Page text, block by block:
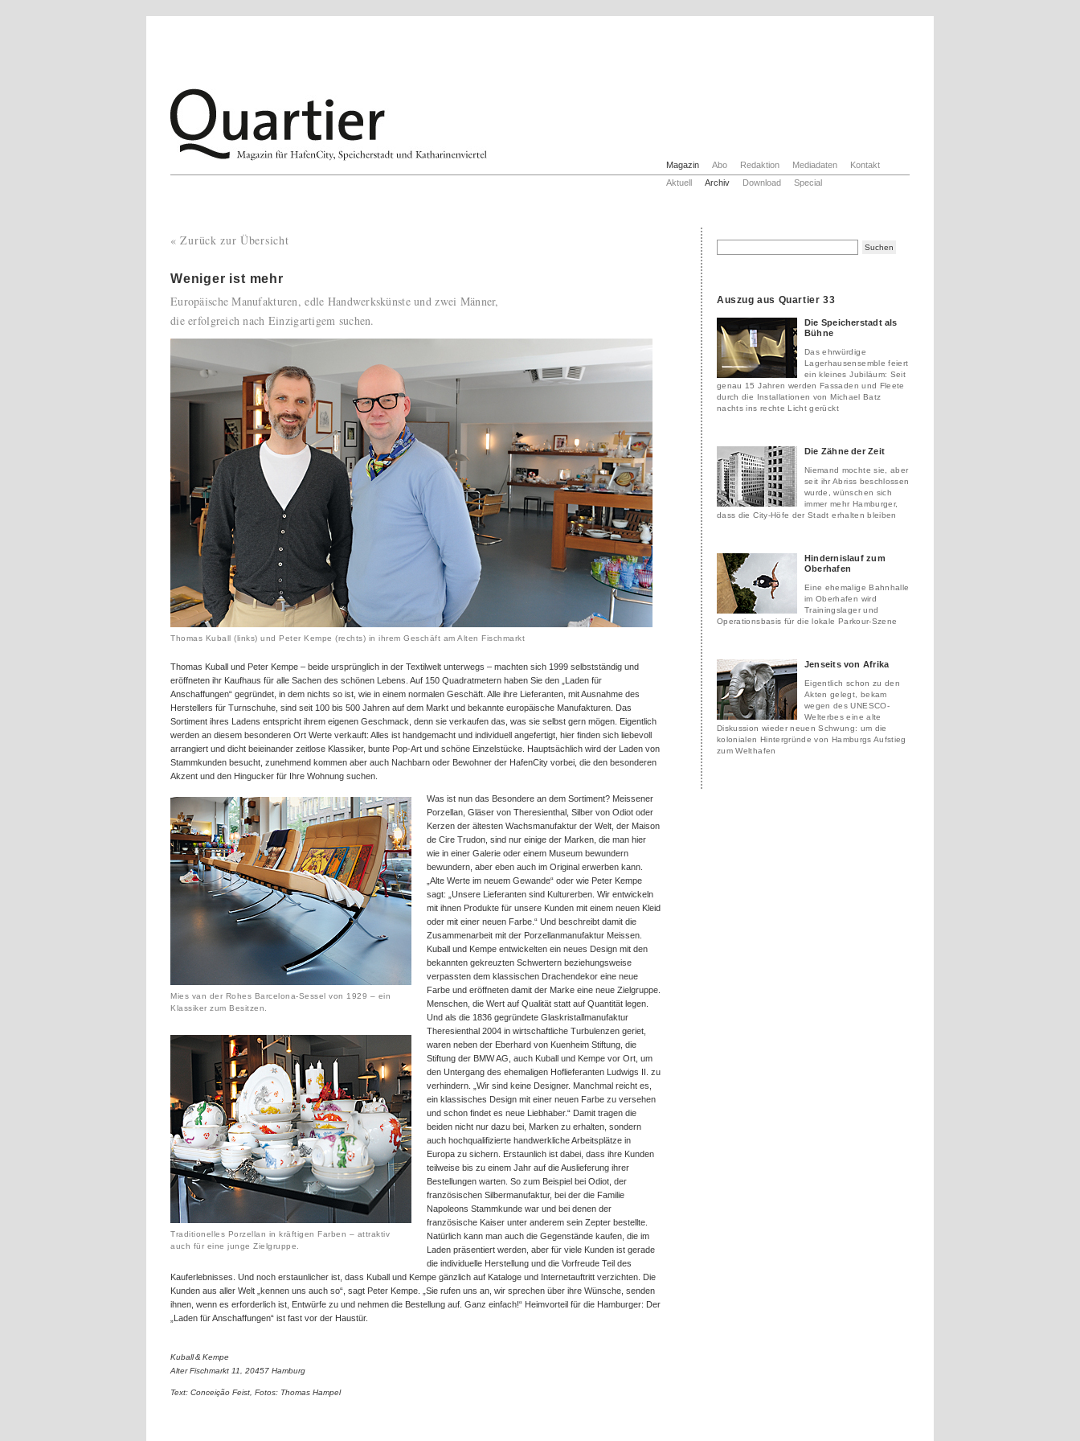
Magazin
Aktuell
Archiv Download Special
Abo Redaktion Mediadaten Kontakt
Auszug aus Quartier 33
Die Speicherstadt als
Bühne
Das ehrwürdige
Lagerhausensemble feiert
ein kleines Jubiläum: Seit
genau 15 Jahren werden Fassaden und Fleete
durch die Installationen von Michael Batz
nachts ins rechte Licht gerückt
Die Zähne der Zeit
Niemand mochte sie, aber
seit ihr Abriss beschlossen
wurde, wünschen sich
immer mehr Hamburger,
dass die City-Höfe der Stadt erhalten bleiben
Hindernislauf zum
Oberhafen
Eine ehemalige Bahnhalle
im Oberhafen wird
Trainingslager und
Operationsbasis für die lokale Parkour-Szene
Jenseits von Afrika
Eigentlich schon zu den
Akten gelegt, bekam
wegen des UNESCO-
Welterbes eine alte
Diskussion wieder neuen Schwung: um die
kolonialen Hintergründe von Hamburgs Aufstieg
zum Welthafen
« Zurück zur Übersicht
Weniger ist mehr
Europäische Manufakturen, edle Handwerkskünste und zwei Männer,
die erfolgreich nach Einzigartigem suchen.
Thomas Kuball (links) und Peter Kempe (rechts) in ihrem Geschäft am Alten Fischmarkt
Thomas Kuball und Peter Kempe – beide ursprünglich in der Textilwelt unterwegs – machten sich 1999 selbstständig und
eröffneten ihr Kaufhaus für alle Sachen des schönen Lebens. Auf 150 Quadratmetern haben Sie den „Laden für
Anschaffungen“ gegründet, in dem nichts so ist, wie in einem normalen Geschäft. Alle ihre Lieferanten, mit Ausnahme des
Herstellers für Turnschuhe, sind seit 100 bis 500 Jahren auf dem Markt und bekannte europäische Manufakturen. Das
Sortiment ihres Ladens entspricht ihrem eigenen Geschmack, denn sie verkaufen das, was sie selbst gern mögen. Eigentlich
werden an diesem besonderen Ort Werte verkauft: Alles ist handgemacht und individuell angefertigt, hier finden sich liebevoll
arrangiert und dicht beieinander zeitlose Klassiker, bunte Pop-Art und schöne Einzelstücke. Hauptsächlich wird der Laden von
Stammkunden besucht, zunehmend kommen aber auch Nachbarn oder Bewohner der HafenCity vorbei, die den besonderen
Akzent und den Hingucker für Ihre Wohnung suchen.
Mies van der Rohes Barcelona-Sessel von 1929 – ein
Klassiker zum Besitzen.
Traditionelles Porzellan in kräftigen Farben – attraktiv
auch für eine junge Zielgruppe.
Was ist nun das Besondere an dem Sortiment? Meissener
Porzellan, Gläser von Theresienthal, Silber von Odiot oder
Kerzen der ältesten Wachsmanufaktur der Welt, der Maison
de Cire Trudon, sind nur einige der Marken, die man hier
wie in einer Galerie oder einem Museum bewundern
bewundern, aber eben auch im Original erwerben kann.
„Alte Werte im neuem Gewande“ oder wie Peter Kempe
sagt: „Unsere Lieferanten sind Kulturerben. Wir entwickeln
mit ihnen Produkte für unsere Kunden mit einem neuen Kleid
oder mit einer neuen Farbe.“ Und beschreibt damit die
Zusammenarbeit mit der Porzellanmanufaktur Meissen.
Kuball und Kempe entwickelten ein neues Design mit den
bekannten gekreuzten Schwertern beziehungsweise
verpassten dem klassischen Drachendekor eine neue
Farbe und eröffneten damit der Marke eine neue Zielgruppe.
Menschen, die Wert auf Qualität statt auf Quantität legen.
Und als die 1836 gegründete Glaskristallmanufaktur
Theresienthal 2004 in wirtschaftliche Turbulenzen geriet,
waren neben der Eberhard von Kuenheim Stiftung, die
Stiftung der BMW AG, auch Kuball und Kempe vor Ort, um
den Untergang des ehemaligen Hoflieferanten Ludwigs II. zu
verhindern. „Wir sind keine Designer. Manchmal reicht es,
ein klassisches Design mit einer neuen Farbe zu versehen
und schon findet es neue Liebhaber.“ Damit tragen die
beiden nicht nur dazu bei, Marken zu erhalten, sondern
auch hochqualifizierte handwerkliche Arbeitsplätze in
Europa zu sichern. Erstaunlich ist dabei, dass ihre Kunden
teilweise bis zu einem Jahr auf die Auslieferung ihrer
Bestellungen warten. So zum Beispiel bei Odiot, der
französischen Silbermanufaktur, bei der die Familie
Napoleons Stammkunde war und bei denen der
französische Kaiser unter anderem sein Zepter bestellte.
Natürlich kann man auch die Gegenstände kaufen, die im
Laden präsentiert werden, aber für viele Kunden ist gerade
die individuelle Herstellung und die Vorfreude Teil des
Kauferlebnisses. Und noch erstaunlicher ist, dass Kuball und Kempe gänzlich auf Kataloge und Internetauftritt verzichten. Die
Kunden aus aller Welt „kennen uns auch so“, sagt Peter Kempe. „Sie rufen uns an, wir sprechen über ihre Wünsche, senden
ihnen, wenn es erforderlich ist, Entwürfe zu und nehmen die Bestellung auf. Ganz einfach!“ Heimvorteil für die Hamburger: Der
„Laden für Anschaffungen“ ist fast vor der Haustür.
Kuball & Kempe
Alter Fischmarkt 11, 20457 Hamburg
Text: Conceição Feist, Fotos: Thomas Hampel